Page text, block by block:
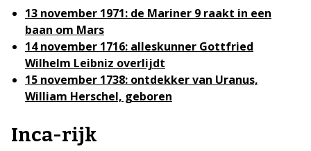
13 november 1971: de Mariner 9 raakt in een
baan om Mars
14 november 1716: alleskunner Gottfried
Wilhelm Leibniz overlijdt
15 november 1738: ontdekker van Uranus,
William Herschel, geboren
Inca-rijk